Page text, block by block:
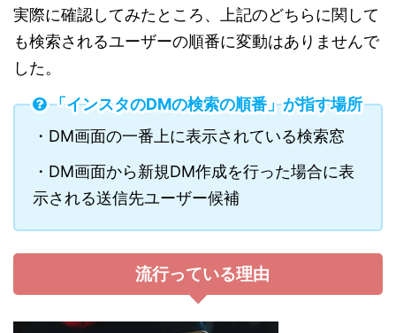
実際に確認してみたところ、上記のどちらに関して
も検索されるユーザーの順番に変動はありませんで
した。
「インスタのDMの検索の順番」が指す場所
・DM画面の一番上に表示されている検索窓
・DM画面から新規DM作成を行った場合に表
示される送信先ユーザー候補
流行っている理由